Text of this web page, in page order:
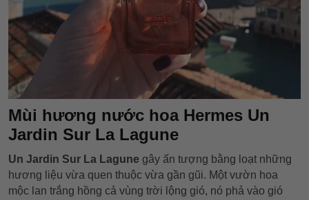
Mùi hương nước hoa Hermes Un
Jardin Sur La Lagune
Un Jardin Sur La Lagune gây ấn tượng bằng loạt những
hương liệu vừa quen thuộc vừa gần gũi. Một vườn hoa
mộc lan trắng hồng cả vùng trời lộng gió, nó phả vào gió